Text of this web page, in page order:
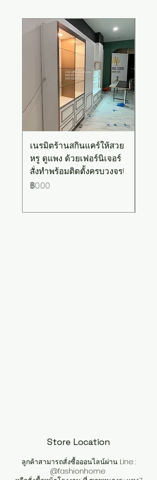
เนรมิตร้านสกินแคร์ให้สวย
หรู ดูแพง ด้วยเฟอร์นิเจอร์
สั่งทำพร้อมติดตั้งครบวงจร!
ราคา
฿0.00
Store Location
ลูกค้าสามารถสั่งซื้อออนไลน์ผ่าน Line :
@fashionhome